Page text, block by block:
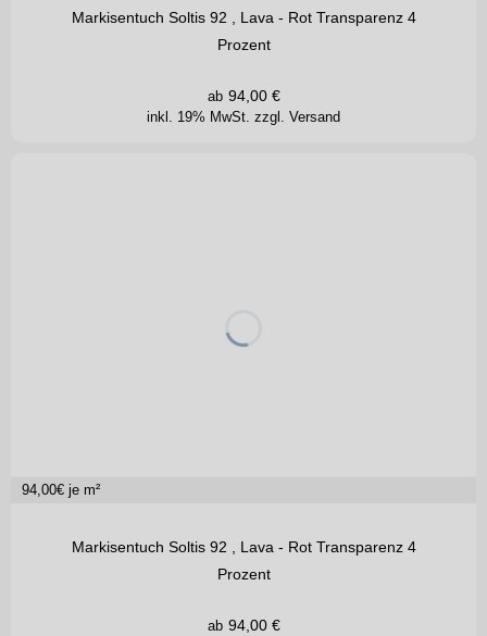
Markisentuch Soltis 92 , Lava - Rot Transparenz 4
Prozent
inkl. 19% MwSt. zzgl. Versand
ab 94,00€
94,00€ je m²
Markisentuch Soltis 92 , Lava - Rot Transparenz 4
Prozent
ab 94,00€